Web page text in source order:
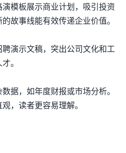
模板展示商业计划，吸引投资
故事线能有效传递企业价值。
演示文稿，突出公司文化和工
。
据，如年度财报或市场分析。
，读者更容易理解。